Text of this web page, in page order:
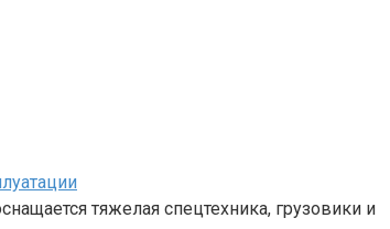
тяжелая спецтехника, грузовики и